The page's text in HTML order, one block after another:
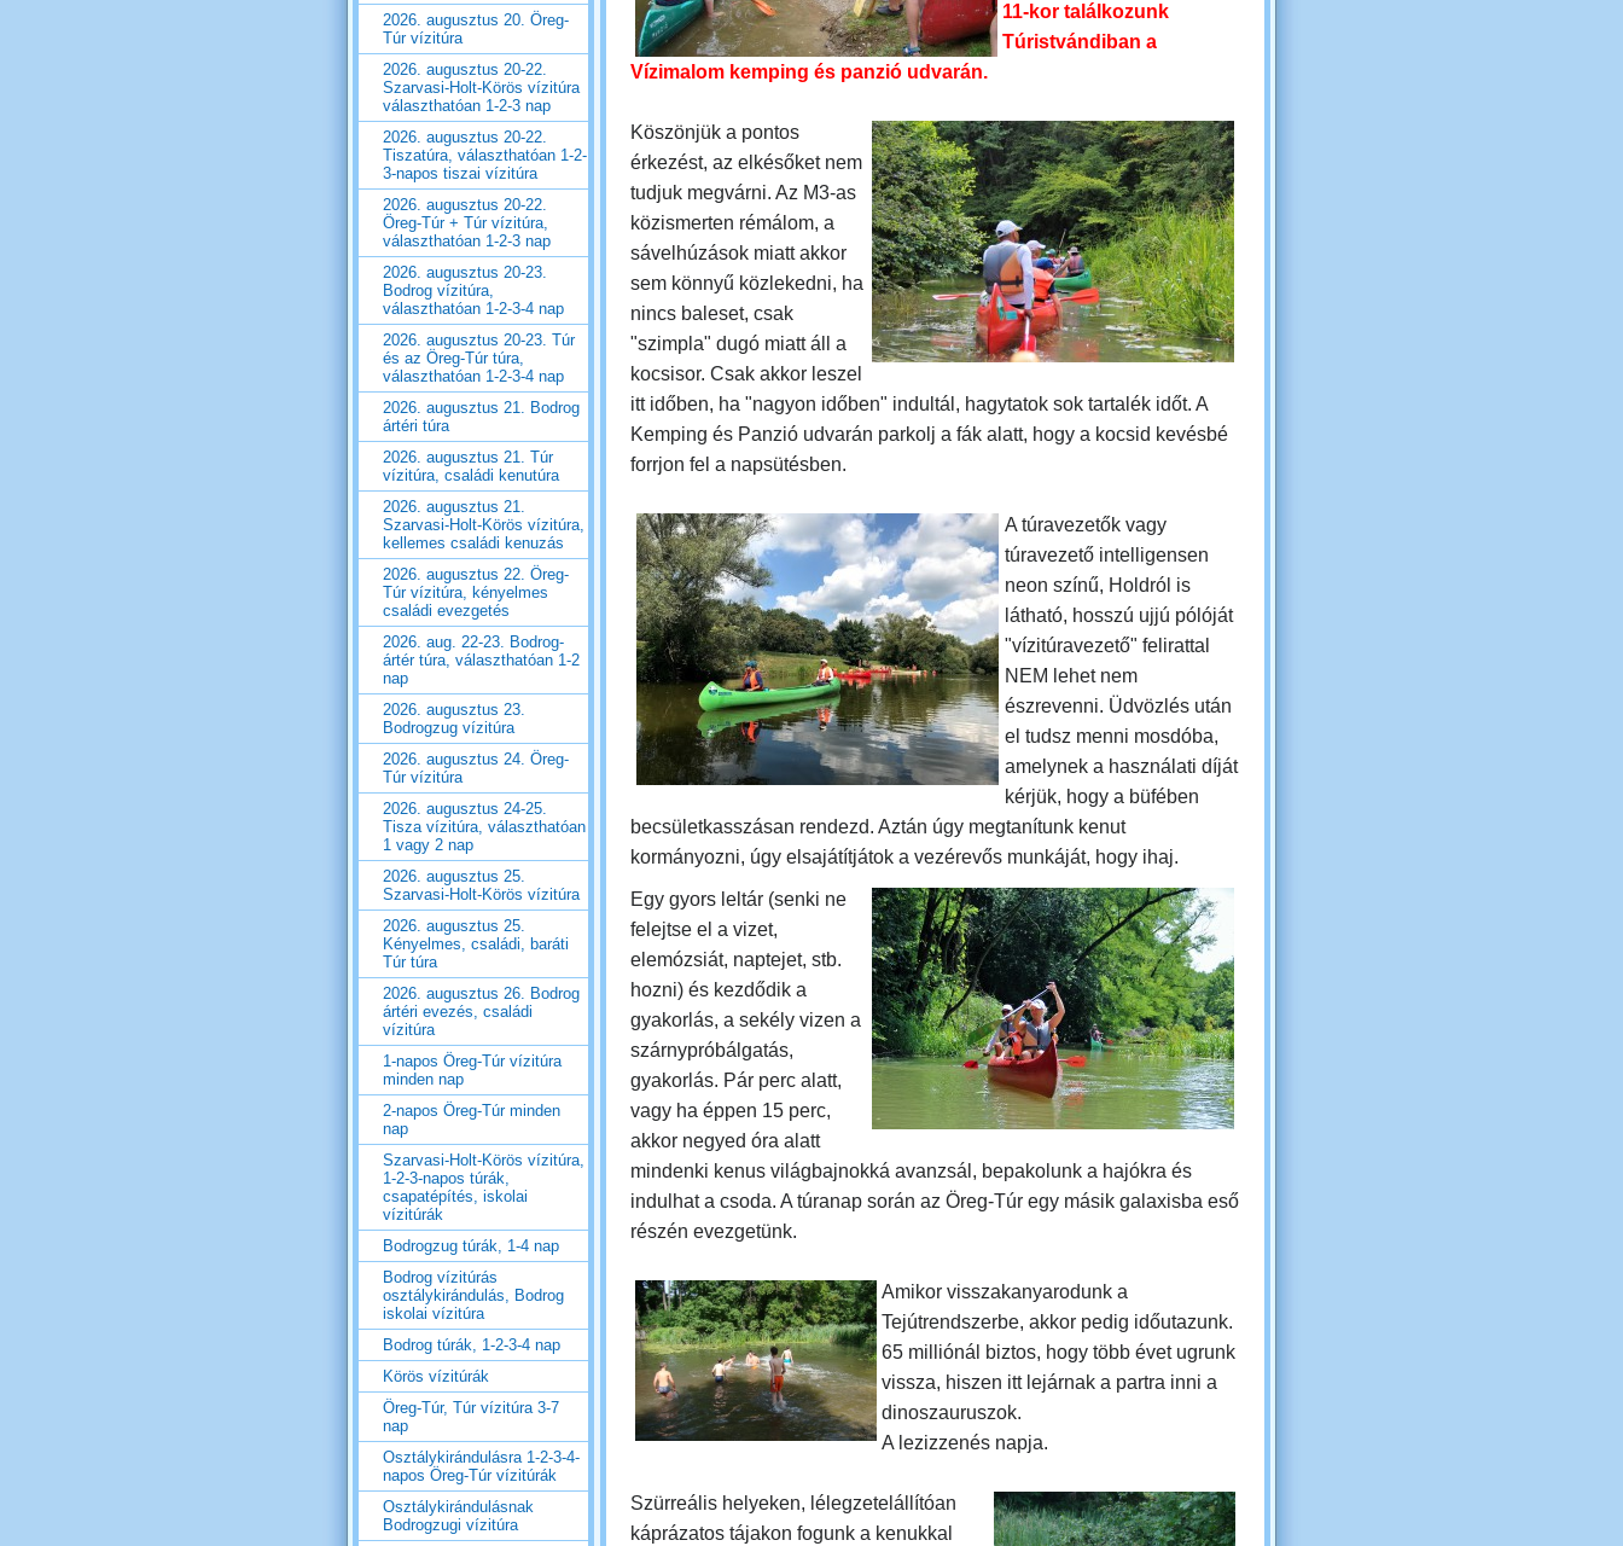
11-kor találkozunk
Túristvándiban a
Vízimalom kemping és panzió udvarán.
Köszönjük a pontos
érkezést, az elkésőket nem
tudjuk megvárni. Az M3-as
közismerten rémálom, a
sávelhúzások miatt akkor
sem könnyű közlekedni, ha
nincs baleset, csak
"szimpla" dugó miatt áll a
kocsisor. Csak akkor leszel
itt időben, ha "nagyon időben" indultál, hagytatok sok tartalék időt. A
Kemping és Panzió udvarán parkolj a fák alatt, hogy a kocsid kevésbé
forrjon fel a napsütésben.
A túravezetők vagy
túravezető intelligensen
neon színű, Holdról is
látható, hosszú ujjú pólóját
"vízitúravezető" felirattal
NEM lehet nem
észrevenni. Üdvözlés után
el tudsz menni mosdóba,
amelynek a használati díját
kérjük, hogy a büfében
becsületkasszásan rendezd. Aztán úgy megtanítunk kenut
kormányozni, úgy elsajátítjátok a vezérevős munkáját, hogy ihaj.
Egy gyors leltár (senki ne
felejtse el a vizet,
elemózsiát, naptejet, stb.
hozni) és kezdődik a
gyakorlás, a sekély vizen a
szárnypróbálgatás,
gyakorlás. Pár perc alatt,
vagy ha éppen 15 perc,
akkor negyed óra alatt
mindenki kenus világbajnokká avanzsál, bepakolunk a hajókra és
indulhat a csoda. A túranap során az Öreg-Túr egy másik galaxisba eső
részén evezgetünk.
Amikor visszakanyarodunk a
Tejútrendszerbe, akkor pedig időutazunk.
65 milliónál biztos, hogy több évet ugrunk
vissza, hiszen itt lejárnak a partra inni a
dinoszauruszok.
A lezizzenés napja.
Szürreális helyeken, lélegzetelállítóan
káprázatos tájakon fogunk a kenukkal
2026. augusztus 20. Öreg-
Túr vízitúra
2026. augusztus 20-22.
Szarvasi-Holt-Körös vízitúra
választhatóan 1-2-3 nap
2026. augusztus 20-22.
Tiszatúra, választhatóan 1-2-
3-napos tiszai vízitúra
2026. augusztus 20-22.
Öreg-Túr + Túr vízitúra,
választhatóan 1-2-3 nap
2026. augusztus 20-23.
Bodrog vízitúra,
választhatóan 1-2-3-4 nap
2026. augusztus 20-23. Túr
és az Öreg-Túr túra,
választhatóan 1-2-3-4 nap
2026. augusztus 21. Bodrog
ártéri túra
2026. augusztus 21. Túr
vízitúra, családi kenutúra
2026. augusztus 21.
Szarvasi-Holt-Körös vízitúra,
kellemes családi kenuzás
2026. augusztus 22. Öreg-
Túr vízitúra, kényelmes
családi evezgetés
2026. aug. 22-23. Bodrog-
ártér túra, választhatóan 1-2
nap
2026. augusztus 23.
Bodrogzug vízitúra
2026. augusztus 24. Öreg-
Túr vízitúra
2026. augusztus 24-25.
Tisza vízitúra, választhatóan
1 vagy 2 nap
2026. augusztus 25.
Szarvasi-Holt-Körös vízitúra
2026. augusztus 25.
Kényelmes, családi, baráti
Túr túra
2026. augusztus 26. Bodrog
ártéri evezés, családi
vízitúra
1-napos Öreg-Túr vízitúra
minden nap
2-napos Öreg-Túr minden
nap
Szarvasi-Holt-Körös vízitúra,
1-2-3-napos túrák,
csapatépítés, iskolai
vízitúrák
Bodrogzug túrák, 1-4 nap
Bodrog vízitúrás
osztálykirándulás, Bodrog
iskolai vízitúra
Bodrog túrák, 1-2-3-4 nap
Körös vízitúrák
Öreg-Túr, Túr vízitúra 3-7
nap
Osztálykirándulásra 1-2-3-4-
napos Öreg-Túr vízitúrák
Osztálykirándulásnak
Bodrogzugi vízitúra